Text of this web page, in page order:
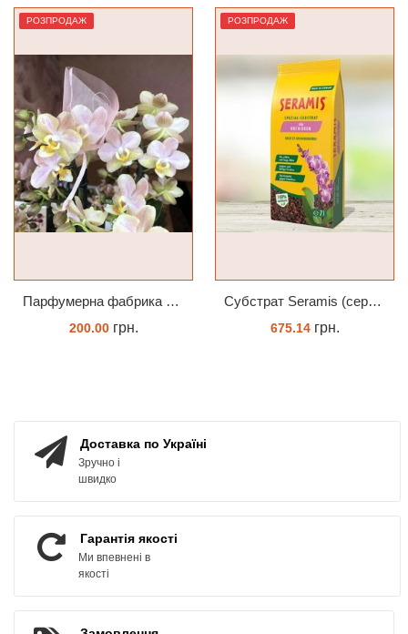
РОЗПРОДАЖ
Парфумерна фабрика Valkion 9102 1.7 (торфстакан) реанімашка
200.00грн.
РОЗПРОДАЖ
Субстрат Seramis (серамис) для орхідей 7 л заводське пакування
675.14грн.
Доставка по Україні
Зручно і
швидко
Гарантія якості
Ми впевнені в
якості